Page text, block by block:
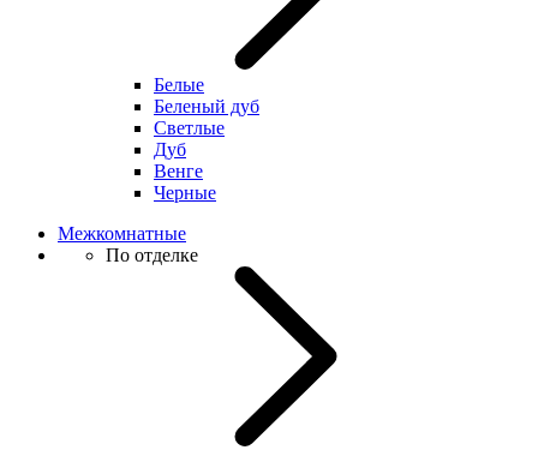
Белые
Беленый дуб
Светлые
Дуб
Венге
Черные
Межкомнатные
По отделке